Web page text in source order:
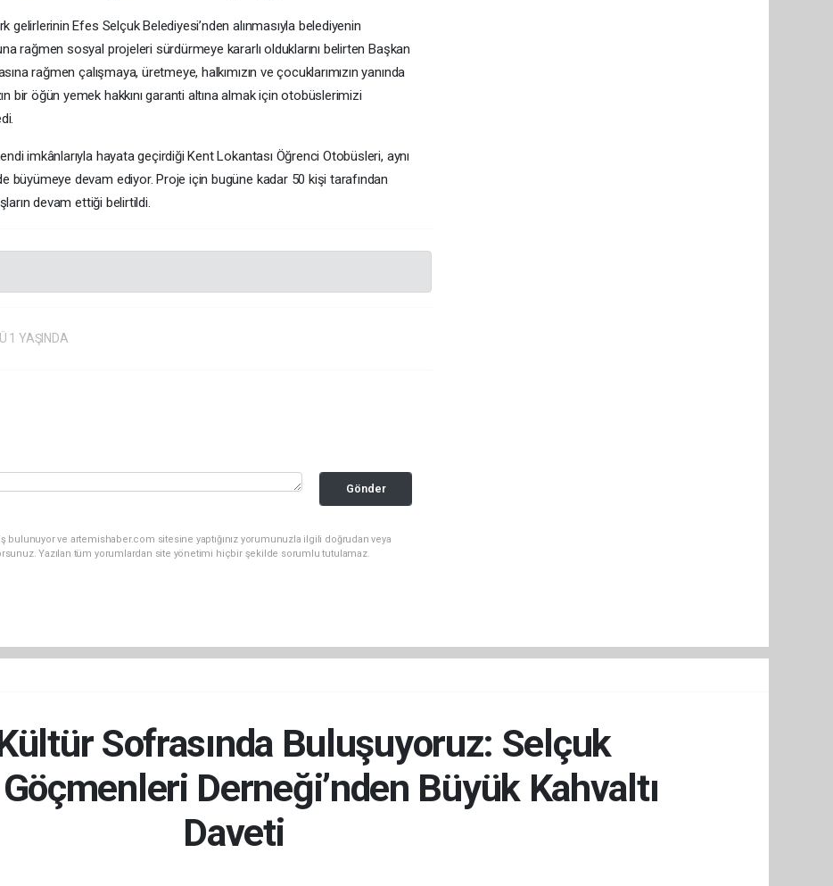
gelirlerinin Efes Selçuk Belediyesi’nden alınmasıyla belediyenin
rağmen sosyal projeleri sürdürmeye kararlı olduklarını belirten Başkan
rağmen çalışmaya, üretmeye, halkımızın ve çocuklarımızın yanında
bir öğün yemek hakkını garanti altına almak için otobüslerimizi
imkânlarıyla hayata geçirdiği Kent Lokantası Öğrenci Otobüsleri, aynı
büyümeye devam ediyor. Proje için bugüne kadar 50 kişi tarafından
devam ettiği belirtildi.
1 YAŞINDA
Gönder
bulunuyor ve artemishaber.com sitesine yaptığınız yorumunuzla ilgili doğrudan veya
Yazılan tüm yorumlardan site yönetimi hiçbir şekilde sorumlu tutulamaz.
Sofrasında Buluşuyoruz: Selçuk
Derneği’nden Büyük Kahvaltı
Daveti